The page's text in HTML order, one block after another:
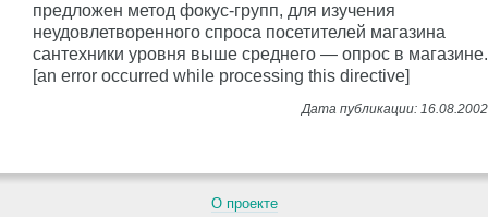
предложен метод фокус-групп, для изучения
неудовлетворенного спроса посетителей магазина
сантехники уровня выше среднего — опрос в магазине.
[an error occurred while processing this directive]
О проекте